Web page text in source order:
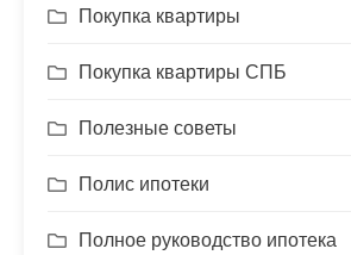
Покупка квартиры
Покупка квартиры СПБ
Полезные советы
Полис ипотеки
Полное руководство ипотека